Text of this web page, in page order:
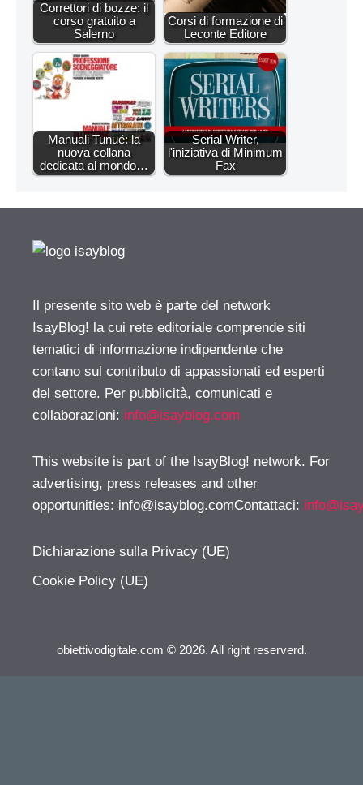
Correttori di bozze: il
corso gratuito a
Salerno
Corsi di formazione di
Leconte Editore
Manuali Tunué: la
nuova collana
dedicata al mondo…
Serial Writer,
l'iniziativa di Minimum
Fax
Il presente sito web è parte del network
IsayBlog! la cui rete editoriale comprende siti
tematici di informazione indipendente che
contano sul contributo di appassionati ed esperti
del settore. Per pubblicità, comunicati e
collaborazioni: info@isayblog.com
This website is part of the IsayBlog! network. For
advertising, press releases and other
opportunities: info@isayblog.comContattaci:
Dichiarazione sulla Privacy (UE)
Cookie Policy (UE)
obiettivodigitale.com © 2026. All right reserverd.